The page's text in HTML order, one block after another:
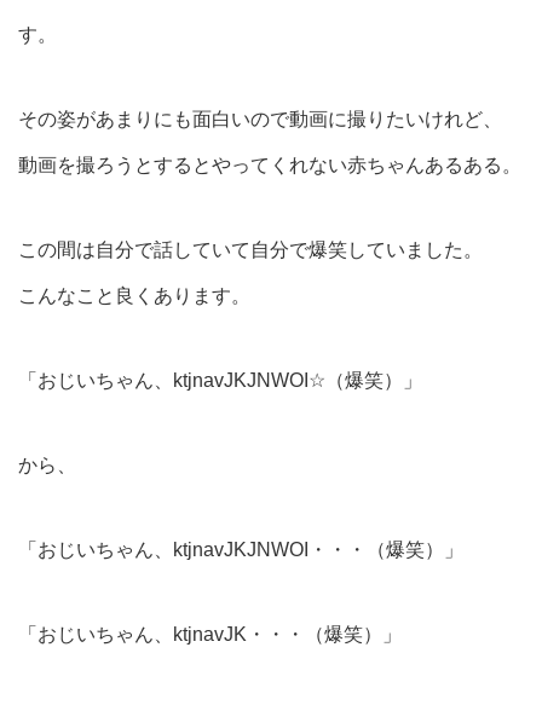
す。
その姿があまりにも面白いので動画に撮りたいけれど、
動画を撮ろうとするとやってくれない赤ちゃんあるある。
この間は自分で話していて自分で爆笑していました。
こんなこと良くあります。
「おじいちゃん、ktjnavJKJNWOI☆（爆笑）」
から、
「おじいちゃん、ktjnavJKJNWOI・・・（爆笑）」
「おじいちゃん、ktjnavJK・・・（爆笑）」